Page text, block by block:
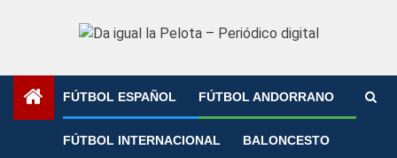
FÚTBOL ESPAÑOL FÚTBOL ANDORRANO
FÚTBOL INTERNACIONAL BALONCESTO
»